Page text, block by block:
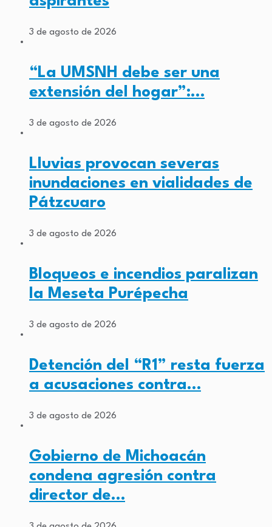
3 de agosto de 2026
“La UMSNH debe ser una
extensión del hogar”:…
3 de agosto de 2026
Lluvias provocan severas
inundaciones en vialidades de
Pátzcuaro
3 de agosto de 2026
Bloqueos e incendios paralizan
la Meseta Purépecha
3 de agosto de 2026
Detención del “R1” resta fuerza
a acusaciones contra…
3 de agosto de 2026
Gobierno de Michoacán
condena agresión contra
director de…